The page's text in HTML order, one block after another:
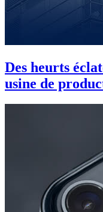
Des heurts
usine de